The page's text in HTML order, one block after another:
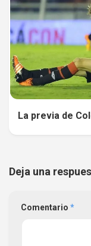
La previa de
Deja una
Comentario *